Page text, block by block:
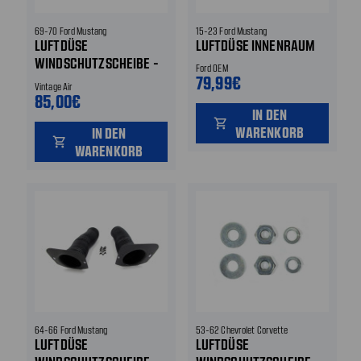
69-70 Ford Mustang
LUFTDÜSE
WINDSCHUTZSCHEIBE -
STUTZEN
Vintage Air
85,00€
shopping_cart
IN DEN
WARENKORB
15-23 Ford Mustang
LUFTDÜSE INNENRAUM
Ford OEM
79,99€
shopping_cart
IN DEN
WARENKORB
64-66 Ford Mustang
LUFTDÜSE
53-62 Chevrolet Corvette
LUFTDÜSE